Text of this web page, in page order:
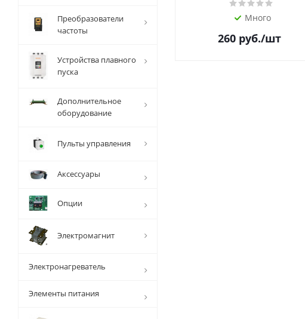
Много
260 руб./шт
Преобразователи
частоты
Устройства плавного
пуска
Дополнительное
оборудование
Пульты управления
Аксессуары
Опции
Электромагнит
Электронагреватель
Элементы питания